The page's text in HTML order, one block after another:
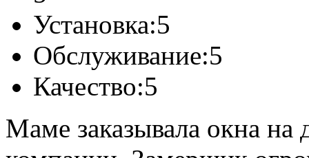
Установка:5
Обслуживание:5
Качество:5
Маме заказывала окна на